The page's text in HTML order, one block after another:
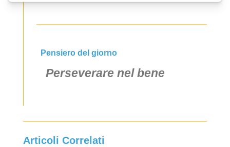
Pensiero del giorno
Perseverare nel bene
Articoli Correlati